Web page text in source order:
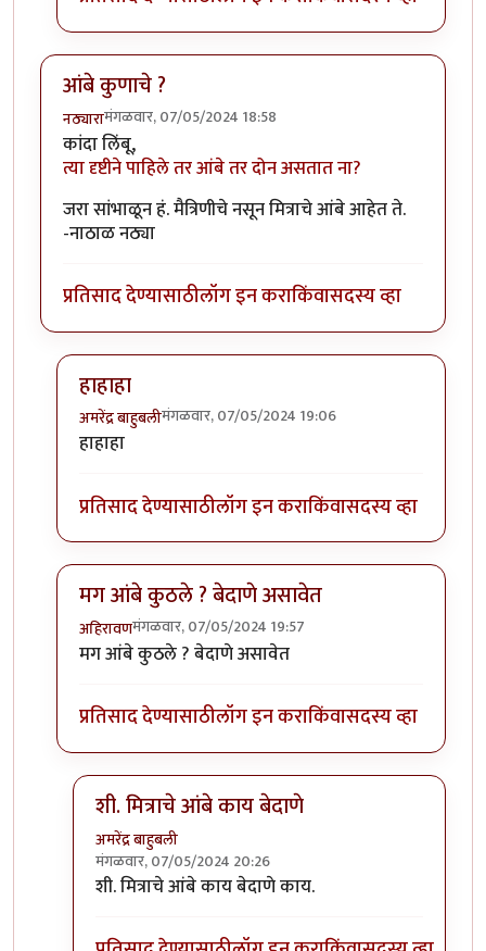
आंबे कुणाचे ?
नठ्यारामंगळवार, 07/05/2024 18:58
कांदा लिंबू,
त्या दृष्टीने पाहिले तर आंबे तर दोन असतात ना?
जरा सांभाळून हं. मैत्रिणीचे नसून मित्राचे आंबे आहेत ते.
-नाठाळ नठ्या
प्रतिसाद देण्यासाठीलॉग इन कराकिंवासदस्य व्हा
हाहाहा
अमरेंद्र बाहुबलीमंगळवार, 07/05/2024 19:06
In reply to
हाहाहा
प्रतिसाद देण्यासाठीलॉग इन कराकिंवासदस्य व्हा
मग आंबे कुठले ? बेदाणे असावेत
अहिरावणमंगळवार, 07/05/2024 19:57
In reply toआंबे कुणाचे ?byनठ्यारा
मग आंबे कुठले ? बेदाणे असावेत
प्रतिसाद देण्यासाठीलॉग इन कराकिंवासदस्य व्हा
शी. मित्राचे आंबे काय बेदाणे
अमरेंद्र बाहुबली
मंगळवार, 07/05/2024 20:26
In reply toमग आंबे कुठले ? बेदाणे असावेत
शी. मित्राचे आंबे काय बेदाणे काय.